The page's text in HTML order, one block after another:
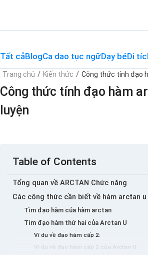
Tất cảBlogCa dao tục ngữDạy béDi
Trang chủ / Kiến thức / Công thức tính đạo
Công thức tính đạo hàm
luyện
Table of Contents
Tổng quan về ARCTAN Chức năng
Các công thức cần biết về hàm arctan u
Tìm đạo hàm của hàm arctan
Tìm đạo hàm thứ hai của Arctan U
Ví dụ về đạo hàm cấp 2:
Ví dụ về đạo hàm cấp 2 của Arctan U: